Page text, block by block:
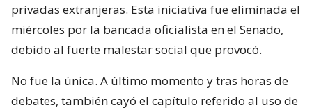
privadas extranjeras. Esta iniciativa fue eliminada el
miércoles por la bancada oficialista en el Senado,
debido al fuerte malestar social que provocó.
No fue la única. A último momento y tras horas de
debates, también cayó el capítulo referido al uso de